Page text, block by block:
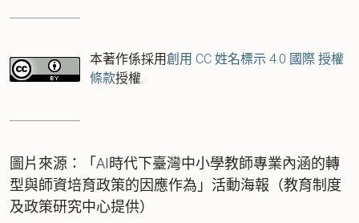
本著作係採用創用 CC 姓名標示 4.0 國際 授權
條款授權.
圖片來源：「AI時代下臺灣中小學教師專業內涵的轉
型與師資培育政策的因應作為」活動海報（教育制度
及政策研究中心提供）